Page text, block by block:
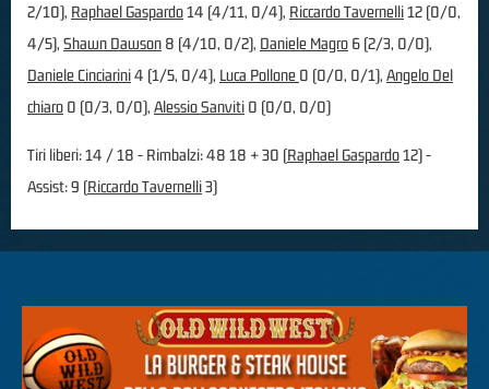
2/10), Raphael Gaspardo14 (4/11, 0/4), Riccardo Tavernelli12 (0/0,
4/5), Shawn Dawson 8 (4/10, 0/2), Daniele Magro 6 (2/3, 0/0),
Daniele Cinciarini4 (1/5, 0/4), Luca Pollone 0 (0/0, 0/1), Angelo Del
chiaro 0 (0/3, 0/0), Alessio Sanviti 0 (0/0, 0/0)
Tiri liberi: 14 / 18 - Rimbalzi: 48 18 + 30 (Raphael Gaspardo12) -
Assist: 9 (Riccardo Tavernelli3)